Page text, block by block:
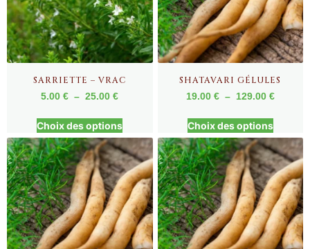
SARRIETTE – VRAC
5.00€ – 25.00€
Choix des options
SHATAVARI GÉLULES
19.00 € – 129.00 €
Choix des options